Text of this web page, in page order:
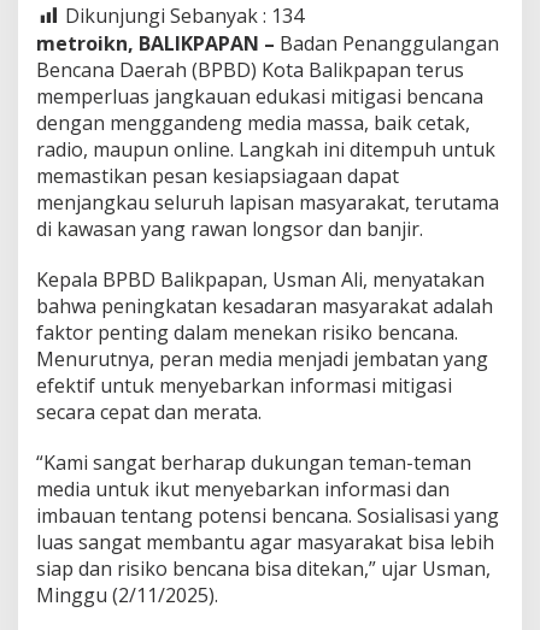
Dikunjungi Sebanyak : 134
metroikn, BALIKPAPAN – Badan Penanggulangan
Bencana Daerah (BPBD) Kota Balikpapan terus
memperluas jangkauan edukasi mitigasi bencana
dengan menggandeng media massa, baik cetak,
radio, maupun online. Langkah ini ditempuh untuk
memastikan pesan kesiapsiagaan dapat
menjangkau seluruh lapisan masyarakat, terutama
di kawasan yang rawan longsor dan banjir.
Kepala BPBD Balikpapan, Usman Ali, menyatakan
bahwa peningkatan kesadaran masyarakat adalah
faktor penting dalam menekan risiko bencana.
Menurutnya, peran media menjadi jembatan yang
efektif untuk menyebarkan informasi mitigasi
secara cepat dan merata.
“Kami sangat berharap dukungan teman-teman
media untuk ikut menyebarkan informasi dan
imbauan tentang potensi bencana. Sosialisasi yang
luas sangat membantu agar masyarakat bisa lebih
siap dan risiko bencana bisa ditekan,” ujar Usman,
Minggu (2/11/2025).